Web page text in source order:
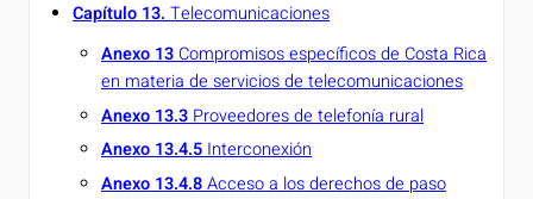
Capítulo 13. Telecomunicaciones
Anexo 13Compromisos específicos de Costa Rica
en materia de servicios de telecomunicaciones
Anexo 13.3 Proveedores de telefonía rural
Anexo 13.4.5Interconexión
Anexo 13.4.8Acceso a los derechos de paso